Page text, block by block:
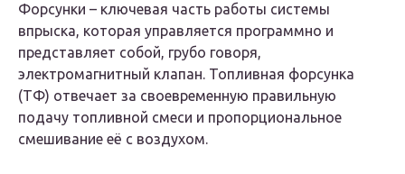
Форсунки – ключевая часть работы системы
впрыска, которая управляется программно и
представляет собой, грубо говоря,
электромагнитный клапан. Топливная форсунка
(ТФ) отвечает за своевременную правильную
подачу топливной смеси и пропорциональное
смешивание её с воздухом.